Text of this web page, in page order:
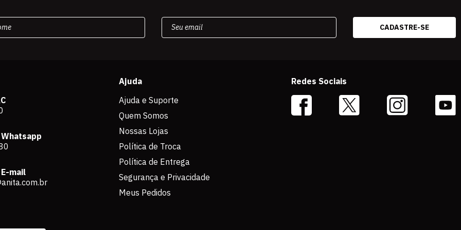
mail
Ajuda
Ajuda e Suporte
Quem Somos
Nossas Lojas
Política de Troca
Política de Entrega
Segurança e Privacidade
Meus Pedidos
Redes Sociais